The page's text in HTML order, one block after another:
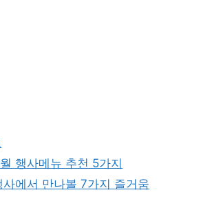
행사메뉴 추천 5가지
에서 만나볼 7가지 즐거움